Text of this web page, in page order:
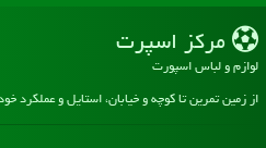
مركز اسپرت
لوازم و لباس اسپورت
از زمین تمرین تا کوچه و خیابان، استایل و عملکرد